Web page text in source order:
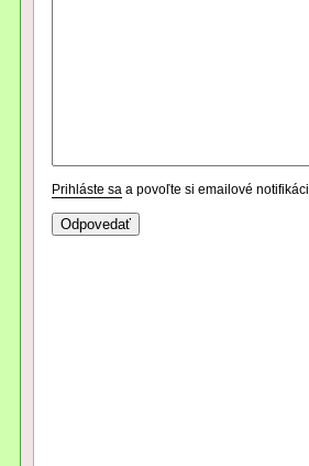
Prihláste sa a povoľte si emailové